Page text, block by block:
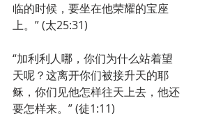
临的时候，要坐在他荣耀的宝座
上。” (太25:31)
“加利利人哪，你们为什么站着望
天呢？这离开你们被接升天的耶
稣，你们见他怎样往天上去，他还
要怎样来。” (徒1:11)